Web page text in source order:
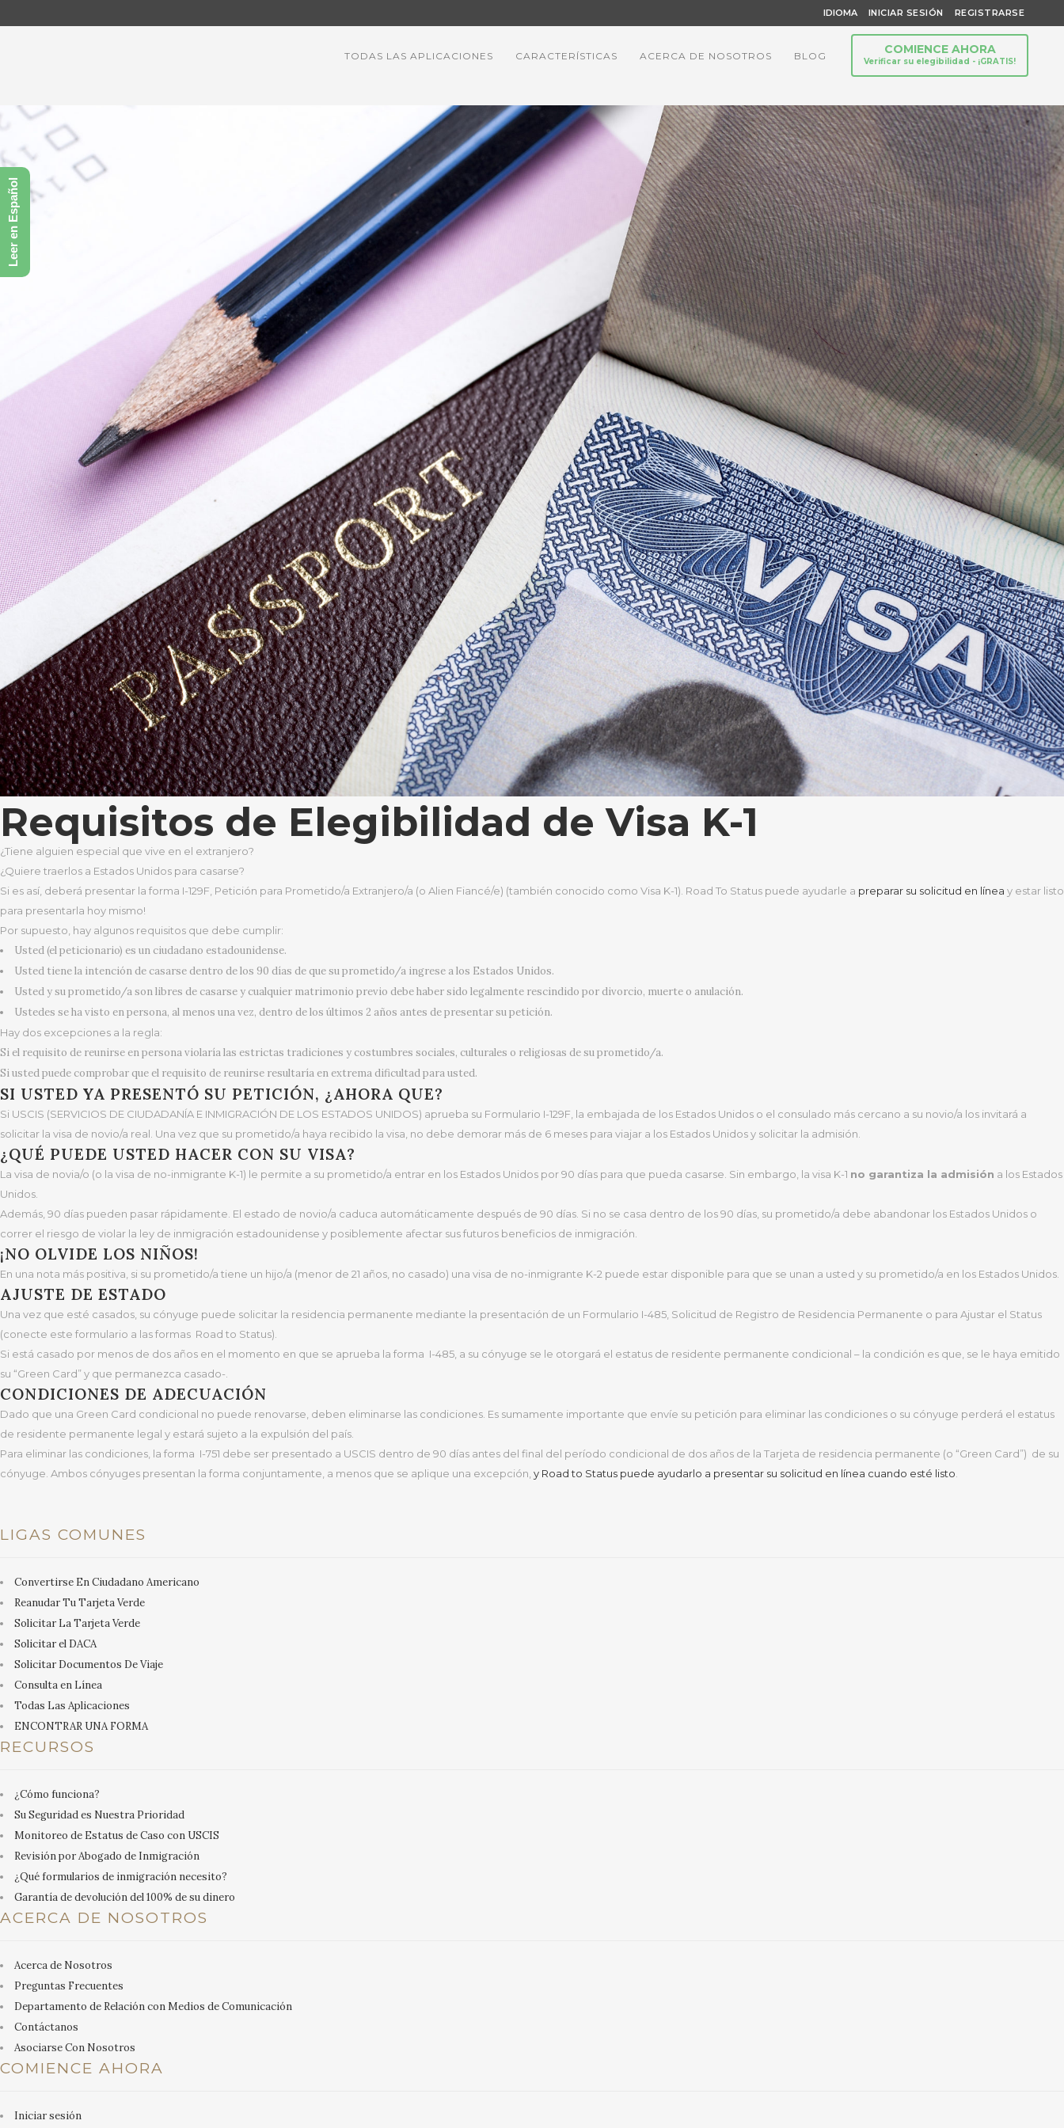
IDIOMA INICIAR SESIÓN REGISTRARSE
COMIENCE AHORA
Verificar su elegibilidad - ¡GRATIS!
TODAS LAS APLICACIONES CARACTERÍSTICAS ACERCA DE NOSOTROS BLOG
Requisitos de Elegibilidad de Visa K-1
¿Tiene alguien especial que vive en el extranjero?
¿Quiere traerlos a Estados Unidos para casarse?
Si es así, deberá presentar la forma I-129F, Petición para Prometido/a Extranjero/a (o Alien Fiancé/e) (también conocido como Visa K-1). Road To Status puede ayudarle a preparar su solicitud en línea y estar listo
para presentarla hoy mismo!
Por supuesto, hay algunos requisitos que debe cumplir:
Usted (el peticionario) es un ciudadano estadounidense.
Usted tiene la intención de casarse dentro de los 90 días de que su prometido/a ingrese a los Estados Unidos.
Usted y su prometido/a son libres de casarse y cualquier matrimonio previo debe haber sido legalmente rescindido por divorcio, muerte o anulación.
Ustedes se ha visto en persona, al menos una vez, dentro de los últimos 2 años antes de presentar su petición.
Hay dos excepciones a la regla:
Si el requisito de reunirse en persona violaría las estrictas tradiciones y costumbres sociales, culturales o religiosas de su prometido/a.
Si usted puede comprobar que el requisito de reunirse resultaría en extrema dificultad para usted.
SI USTED YA PRESENTÓ SU PETICIÓN, ¿AHORA QUE?
Si USCIS (SERVICIOS DE CIUDADANÍA E INMIGRACIÓN DE LOS ESTADOS UNIDOS) aprueba su Formulario I-129F, la embajada de los Estados Unidos o el consulado más cercano a su novio/a los invitará a
solicitar la visa de novio/a real. Una vez que su prometido/a haya recibido la visa, no debe demorar más de 6 meses para viajar a los Estados Unidos y solicitar la admisión.
¿QUÉ PUEDE USTED HACER CON SU VISA?
La visa de novia/o (o la visa de no-inmigrante K-1) le permite a su prometido/a entrar en los Estados Unidos por 90 días para que pueda casarse. Sin embargo, la visa K-1 no garantiza la admisión a los Estados
Unidos.
Además, 90 días pueden pasar rápidamente. El estado de novio/a caduca automáticamente después de 90 días. Si no se casa dentro de los 90 días, su prometido/a debe abandonar los Estados Unidos o
correr el riesgo de violar la ley de inmigración estadounidense y posiblemente afectar sus futuros beneficios de inmigración.
¡NO OLVIDE LOS NIÑOS!
En una nota más positiva, si su prometido/a tiene un hijo/a (menor de 21 años, no casado) una visa de no-inmigrante K-2 puede estar disponible para que se unan a usted y su prometido/a en los Estados Unidos.
AJUSTE DE ESTADO
Una vez que esté casados, su cónyuge puede solicitar la residencia permanente mediante la presentación de un Formulario I-485, Solicitud de Registro de Residencia Permanente o para Ajustar el Status
(conecte este formulario a las formas Road to Status).
Si está casado por menos de dos años en el momento en que se aprueba la forma I-485, a su cónyuge se le otorgará el estatus de residente permanente condicional – la condición es que, se le haya emitido
su “Green Card” y que permanezca casado-.
CONDICIONES DE ADECUACIÓN
Dado que una Green Card condicional no puede renovarse, deben eliminarse las condiciones. Es sumamente importante que envíe su petición para eliminar las condiciones o su cónyuge perderá el estatus
de residente permanente legal y estará sujeto a la expulsión del país.
Para eliminar las condiciones, la forma I-751 debe ser presentado a USCIS dentro de 90 días antes del final del período condicional de dos años de la Tarjeta de residencia permanente (o “Green Card”) de su
cónyuge. Ambos cónyuges presentan la forma conjuntamente, a menos que se aplique una excepción, y Road to Status puede ayudarlo a presentar su solicitud en línea cuando esté listo
LIGAS COMUNES
Convertirse En Ciudadano Americano
Reanudar Tu Tarjeta Verde
Solicitar La Tarjeta Verde
Solicitar el DACA
Solicitar Documentos De Viaje
Consulta en Línea
Todas Las Aplicaciones
ENCONTRAR UNA FORMA
RECURSOS
¿Cómo funciona?
Su Seguridad es Nuestra Prioridad
Monitoreo de Estatus de Caso con USCIS
Revisión por Abogado de Inmigración
¿Qué formularios de inmigración necesito?
Garantía de devolución del 100% de su dinero
ACERCA DE NOSOTROS
Acerca de Nosotros
Preguntas Frecuentes
Departamento de Relación con Medios de Comunicación
Contáctanos
Asociarse Con Nosotros
COMIENCE AHORA
Iniciar sesión
Leer en Español